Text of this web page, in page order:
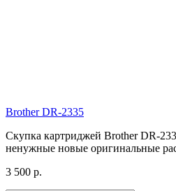
Brother DR-2335
Скупка картриджей Brother DR-
ненужные новые оригинальные
3 500 р.